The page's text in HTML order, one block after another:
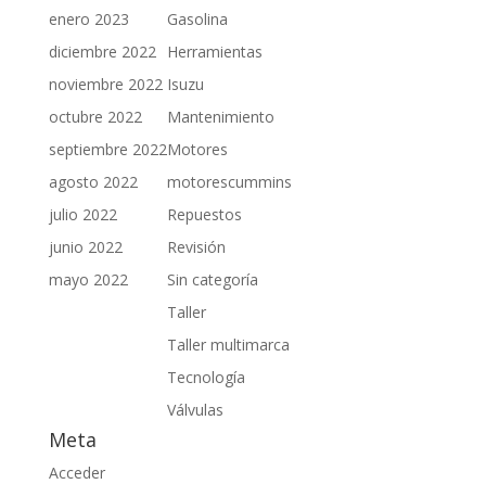
enero 2023
diciembre 2022
noviembre 2022
octubre 2022
septiembre 2022
agosto 2022
julio 2022
junio 2022
mayo 2022
Gasolina
Herramientas
Isuzu
Mantenimiento
Motores
motorescummins
Repuestos
Revisión
Sin categoría
Taller
Taller multimarca
Tecnología
Válvulas
Meta
Acceder